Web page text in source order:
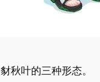
秋叶的三种形态。